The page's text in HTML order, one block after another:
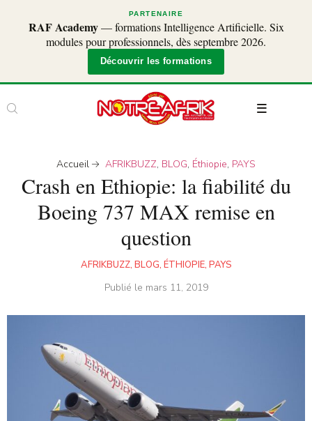
PARTENAIRE
RAF Academy— formations Intelligence Artificielle. Six
modules pour professionnels, dès septembre 2026.
Découvrir les formations
Accueil AFRIKBUZZ, BLOG, Éthiopie, PAYS
Crash en Ethiopie: la fiabilité du
Boeing 737 MAX remise en
question
AFRIKBUZZ, BLOG, ÉTHIOPIE, PAYS
Publié le mars 11, 2019